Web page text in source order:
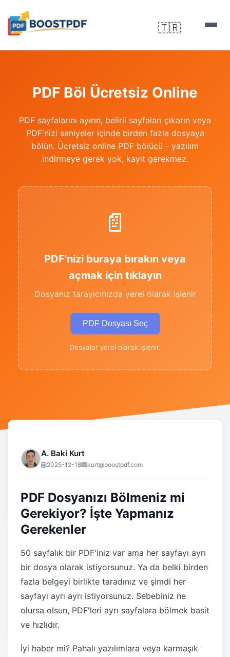
🇹🇷
PDF Böl Ücretsiz Online
PDF sayfalarını ayırın, belirli sayfaları çıkarın veya
PDF'nizi saniyeler içinde birden fazla dosyaya
bölün. Ücretsiz online PDF bölücü - yazılım
indirmeye gerek yok, kayıt gerekmez.
📄
PDF'nizi buraya bırakın veya
açmak için tıklayın
Dosyanız tarayıcınızda yerel olarak işlenir
PDF Dosyası Seç
Dosyalar yerel olarak işlenir.
A. Baki Kurt
2025-12-18 kurt@boostpdf.com
PDF Dosyanızı Bölmeniz mi
Gerekiyor? İşte Yapmanız
Gerekenler
50 sayfalık bir PDF'iniz var ama her sayfayı ayrı
bir dosya olarak istiyorsunuz. Ya da belki birden
fazla belgeyi birlikte taradınız ve şimdi her
sayfayı ayrı ayrı istiyorsunuz. Sebebiniz ne
olursa olsun, PDF'leri ayrı sayfalara bölmek basit
ve hızlıdır.
İyi haber mi? Pahalı yazılımlara veya karmaşık